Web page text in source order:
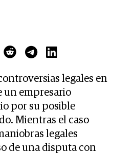
legales en
un empresario
por su posible
Mientras el caso
legales
de una disputa con